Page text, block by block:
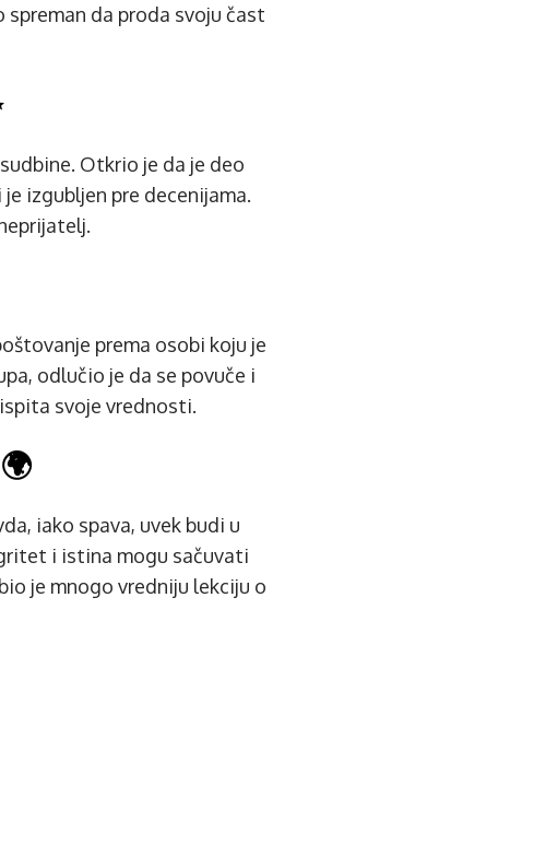
spreman da proda svoju čast
Otkrio je da je deo
izgubljen pre decenijama.
prema osobi koju je
odlučio je da se povuče i
svoje vrednosti.
iako spava, uvek budi u
i istina mogu sačuvati
je mnogo vredniju lekciju o